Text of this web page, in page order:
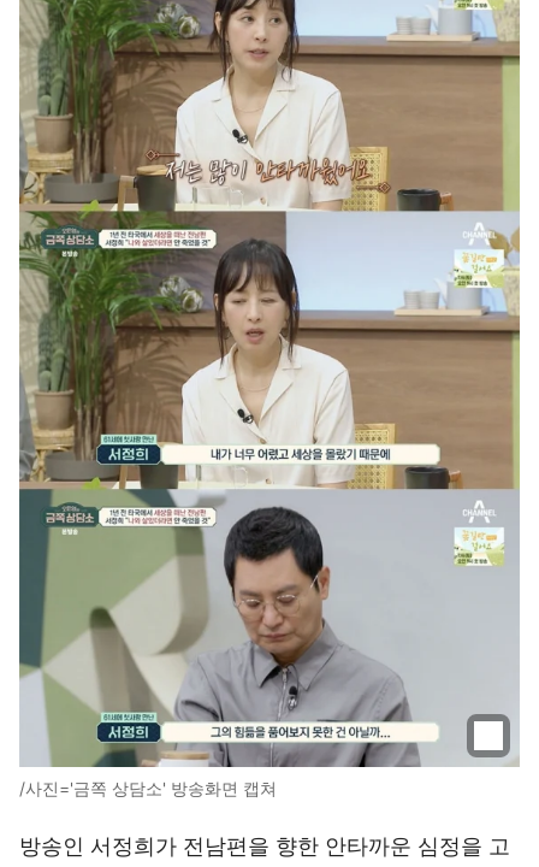
/사진='금쪽 상담소' 방송화면 캡쳐
방송인 서정희가 전남편을 향한 안타까운 심정을 고